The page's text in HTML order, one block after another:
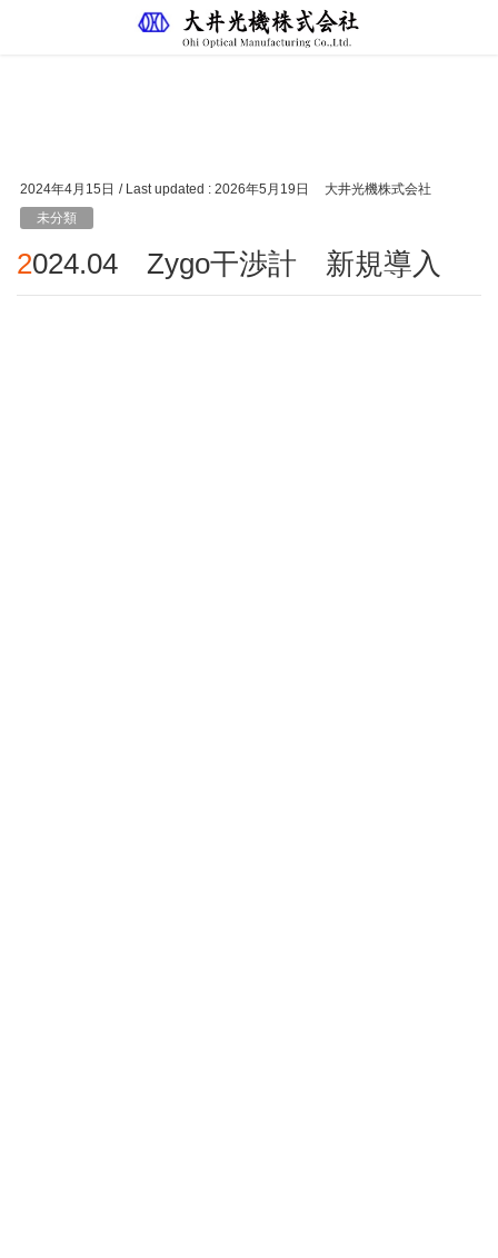
2024年4月15日 / Last updated : 2026年5月19日
大井光機株式会社
未分類
2024.04 Zygo干渉計 新規導入